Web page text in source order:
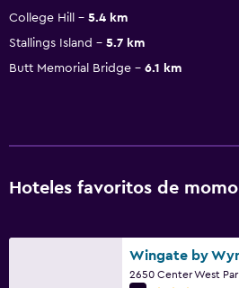
College Hill
5.4 km
Stallings Island
5.7 km
Butt Memorial Bridge
6.1 km
Hoteles favoritos de